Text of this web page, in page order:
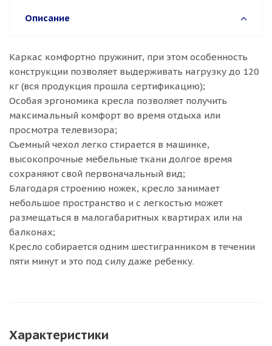
Описание
Каркас комфортно пружинит, при этом особенность
конструкции позволяет выдерживать нагрузку до 120
кг (вся продукция прошла сертификацию);
Особая эргономика кресла позволяет получить
максимальный комфорт во время отдыха или
просмотра телевизора;
Съемный чехол легко стирается в машинке,
высокопрочные мебельные ткани долгое время
сохраняют свой первоначальный вид;
Благодаря строению ножек, кресло занимает
небольшое пространство и с легкостью может
размещаться в малогабаритных квартирах или на
балконах;
Кресло собирается одним шестигранником в течении
пяти минут и это под силу даже ребенку.
Характеристики